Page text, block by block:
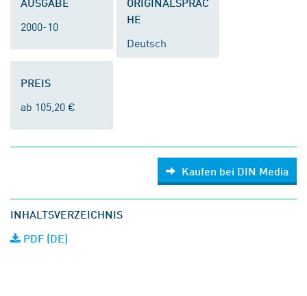
2000-10
HE
Deutsch
PREIS
ab 105,20 €
Kaufen bei DIN Media
INHALTSVERZEICHNIS
PDF (DE)